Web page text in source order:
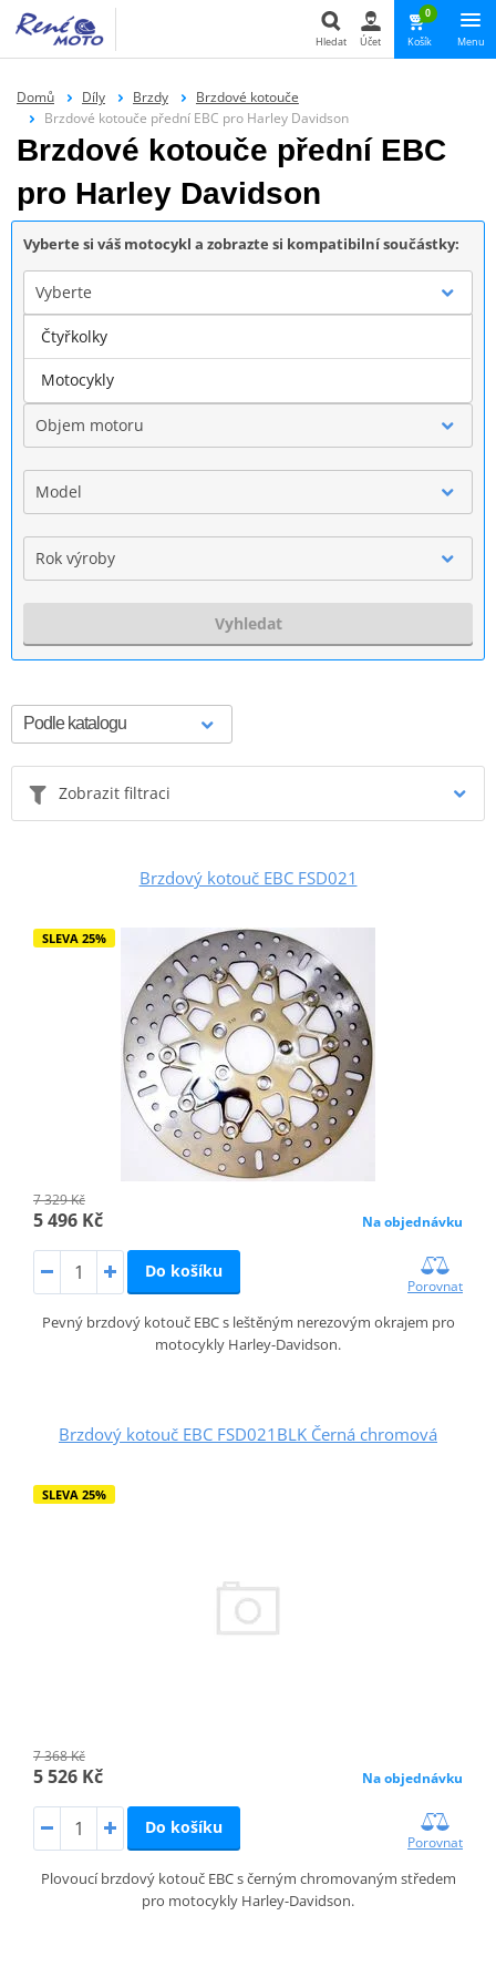
Hledat Účet
0
Košík Menu
Domů Díly Brzdy
Brzdové kotouče
Brzdové kotouče přední EBC pro Harley Davidson
Brzdové kotouče přední EBC
pro Harley Davidson
Vyberte si váš motocykl a zobrazte si kompatibilní součástky:
Vyberte
Značka
Objem motoru
Model
Rok výroby
Vyhledat
Zobrazit filtraci
Brzdový kotouč EBC FSD021
SLEVA 25%
7 329 Kč
5 496 Kč Na objednávku
Do košíku
Porovnat
Pevný brzdový kotouč EBC s leštěným nerezovým okrajem pro
motocykly Harley-Davidson.
Brzdový kotouč EBC FSD021BLK Černá chromová
SLEVA 25%
7 368 Kč
5 526 Kč Na objednávku
Do košíku
Porovnat
Plovoucí brzdový kotouč EBC s černým chromovaným středem
pro motocykly Harley-Davidson.
Čtyřkolky
Motocykly